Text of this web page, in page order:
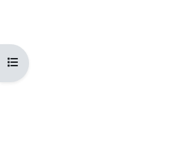
Abrir índice del curso